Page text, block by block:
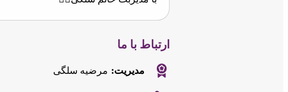
ارتباط با ما
مدیریت: مرضیه سلگی